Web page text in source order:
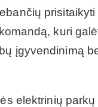
prisitaikyti
kuri
įgyvendinimą
elektrinių parkų